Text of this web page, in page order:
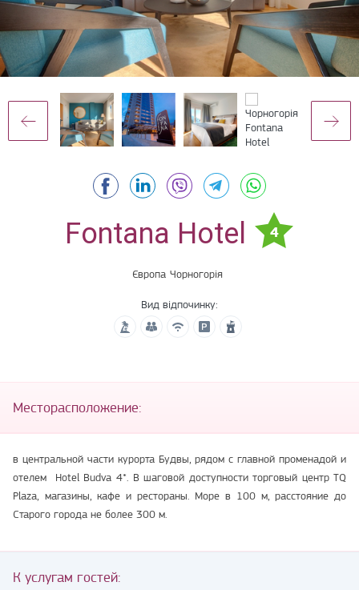
Fontana Hotel 4
Європа Чорногорія
Вид відпочинку:
Месторасположение:
в центральной части курорта Будвы, рядом с главной променадой и
отелем Hotel Budva 4*. В шаговой доступности торговый центр TQ
Plaza, магазины, кафе и рестораны. Море в 100 м, расстояние до
Старого города не более 300 м.
К услугам гостей: